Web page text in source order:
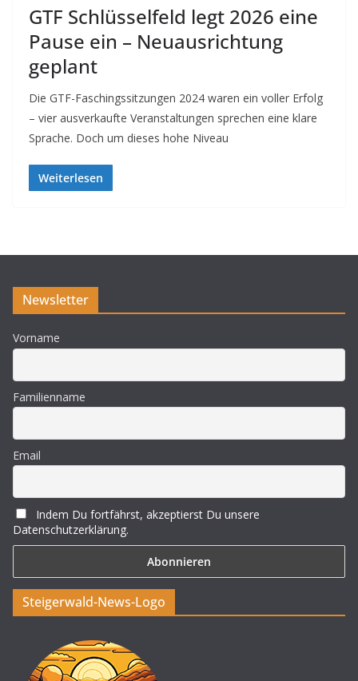
GTF Schlüsselfeld legt 2026 eine
Pause ein – Neuausrichtung
geplant
Die GTF-Faschingssitzungen 2024 waren ein voller Erfolg
– vier ausverkaufte Veranstaltungen sprechen eine klare
Sprache. Doch um dieses hohe Niveau
Weiterlesen
Newsletter
Vorname
Familienname
Email
Indem Du fortfährst, akzeptierst Du unsere
Datenschutzerklärung.
Steigerwald-News-Logo